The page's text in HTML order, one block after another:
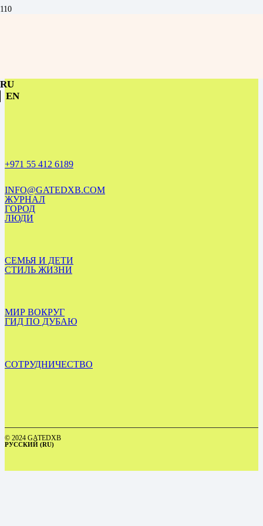
RU
EN
+971 55 412 6189
INFO@GATEDXB.COM
ЖУРНАЛ
ГОРОД
ЛЮДИ
СЕМЬЯ И ДЕТИ
СТИЛЬ ЖИЗНИ
МИР ВОКРУГ
ГИД ПО ДУБАЮ
СОТРУДНИЧЕСТВО
© 2024 GATEDXB
РУССКИЙ (RU)